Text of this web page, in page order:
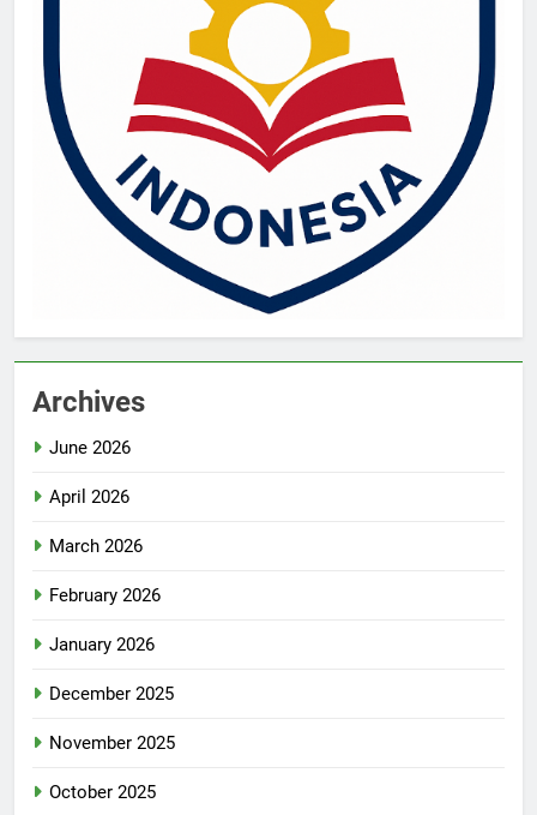
Archives
June 2026
April 2026
March 2026
February 2026
January 2026
December 2025
November 2025
October 2025